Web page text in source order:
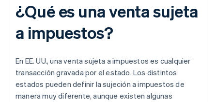
¿Qué es una venta sujeta
a impuestos?
En EE. UU., una venta sujeta a impuestos es cualquier
transacción gravada por el estado. Los distintos
estados pueden definir la sujeción a impuestos de
manera muy diferente, aunque existen algunas